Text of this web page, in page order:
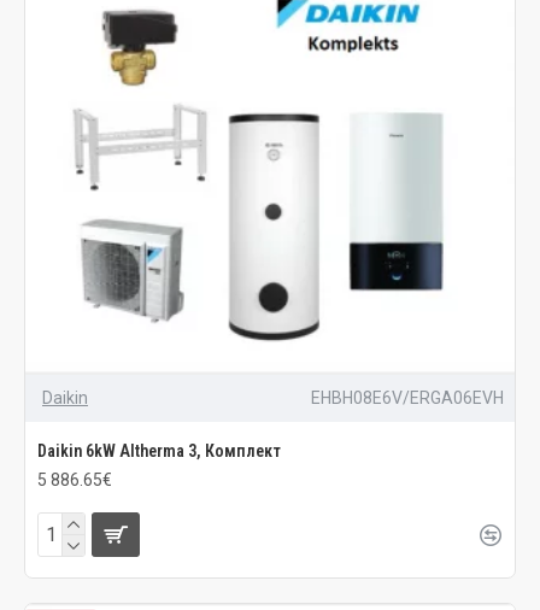
Daikin EHBH08E6V/ERGA06EVH
Daikin 6kW Altherma 3, Комплект
5 886.65€